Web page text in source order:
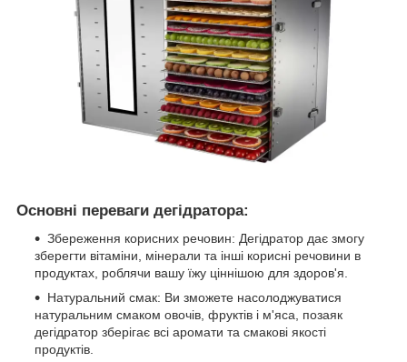
Основні переваги дегідратора:
Збереження корисних речовин: Дегідратор дає змогу
зберегти вітаміни, мінерали та інші корисні речовини в
продуктах, роблячи вашу їжу ціннішою для здоров'я.
Натуральний смак: Ви зможете насолоджуватися
натуральним смаком овочів, фруктів і м'яса, позаяк
дегідратор зберігає всі аромати та смакові якості
продуктів.